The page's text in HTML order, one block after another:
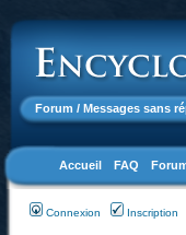
Forum / Messages sans
Accueil FAQ
Connexion Inscription